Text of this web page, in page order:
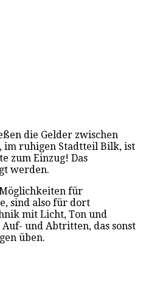
die Gelder zwischen
im ruhigen Stadtteil Bilk, ist
zum Einzug! Das
werden.
für
sind also für dort
mit Licht, Ton und
und Abtritten, das sonst
üben.